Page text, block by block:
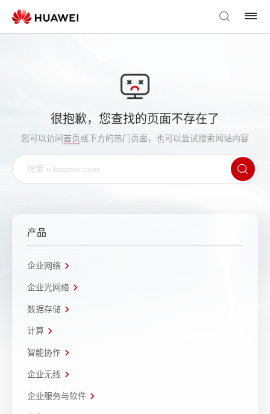
很抱歉，您查找的页面不存在了
您可以访问首页或下方的热门页面，也可以尝试搜索网站内容
产品
企业网络
企业光网络
数据存储
计算
智能协作
企业无线
企业服务与软件